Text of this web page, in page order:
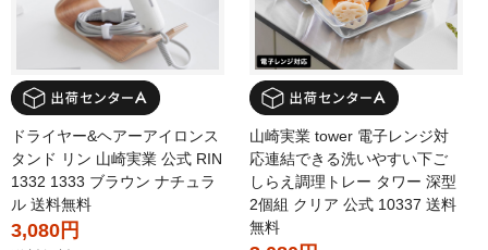
ドライヤー&ヘアーアイロンス
タンド リン 山崎実業 公式 RIN
1332 1333 ブラウン ナチュラ
ル 送料無料
3,080円
山崎実業 tower 電子レンジ対
応連結できる洗いやすい下ご
しらえ調理トレー タワー 深型
2個組 クリア 公式 10337 送料
無料